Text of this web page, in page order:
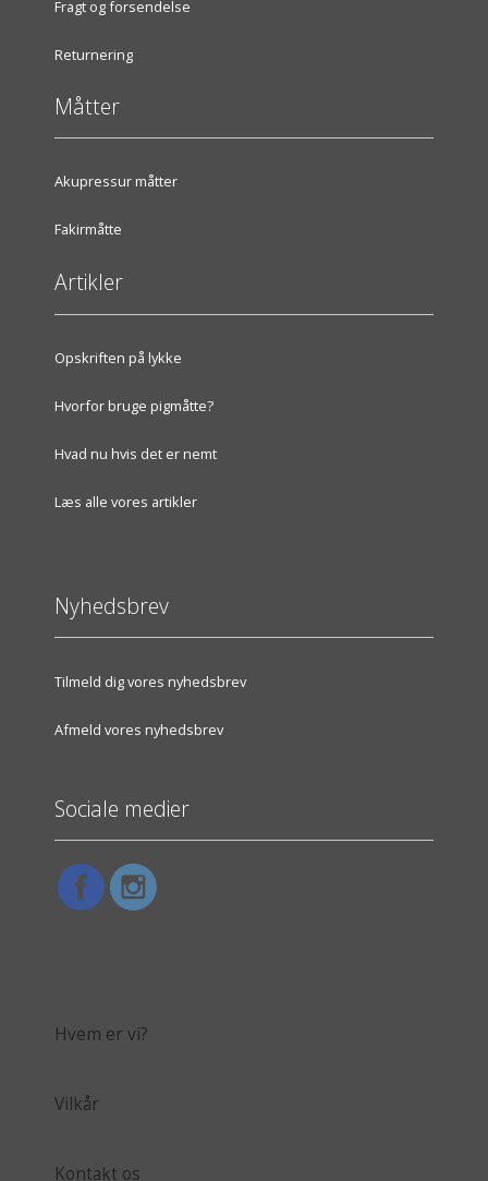
Fragt og forsendelse
Returnering
Måtter
Akupressur måtter
Fakirmåtte
Artikler
Opskriften på lykke
Hvorfor bruge pigmåtte?
Hvad nu hvis det er nemt
Læs alle vores artikler
Nyhedsbrev
Tilmeld dig vores nyhedsbrev
Afmeld vores nyhedsbrev
Sociale medier
Hvem er vi?
Vilkår
Kontakt os